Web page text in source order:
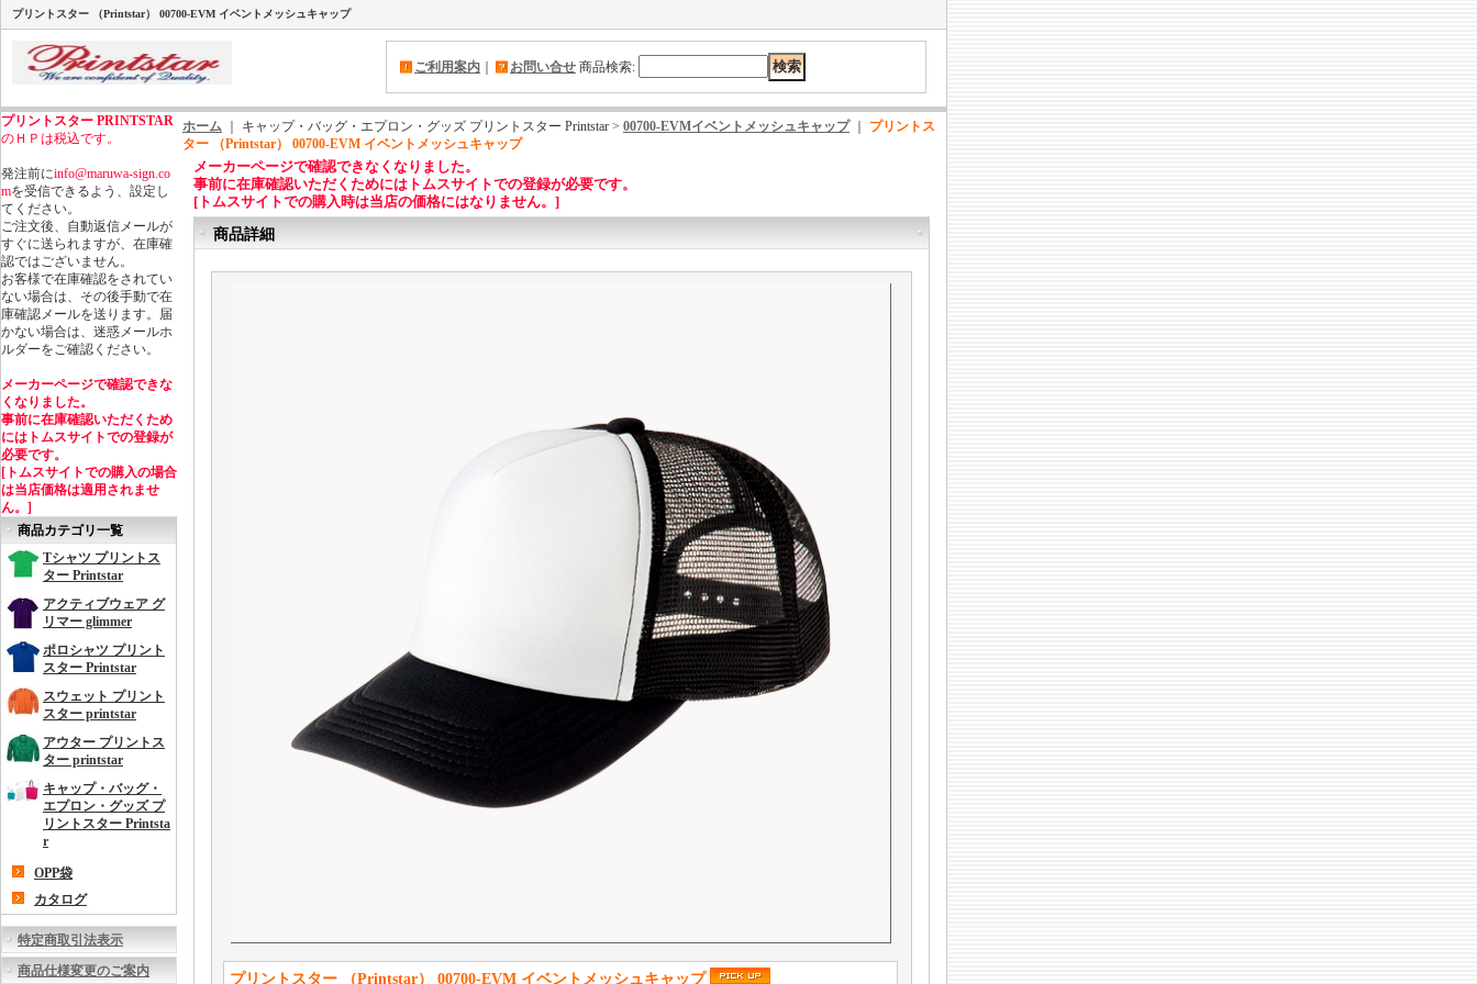
プリントスター （Printstar） 00700-EVM イベントメッシュキャップ
ご利用案内 お問い合せ 商品検索:
プリントスター PRINTSTAR
のＨＰは税込です。
発注前にinfo@maruwa-sign.co
mを受信できるよう、設定し
てください。
ご注文後、自動返信メールが
すぐに送られますが、在庫確
認ではございません。
お客様で在庫確認をされてい
ない場合は、その後手動で在
庫確認メールを送ります。届
かない場合は、迷惑メールホ
ルダーをご確認ください。
メーカーページで確認できな
くなりました。
事前に在庫確認いただくため
にはトムスサイトでの登録が
必要です。
[トムスサイトでの購入の場合
は当店価格は適用されませ
ん。]
商品カテゴリ一覧
Tシャツ プリントス
ター Printstar
アクティブウェア グ
リマー glimmer
ポロシャツ プリント
スター Printstar
スウェット プリント
スター printstar
アウター プリントス
ター printstar
キャップ・バッグ・
エプロン・グッズ プ
リントスター Printsta
r
OPP袋
カタログ
特定商取引法表示
商品仕様変更のご案内
ホーム ｜ キャップ・バッグ・エプロン・グッズ プリントスター Printstar > 00700-EVMイベントメッシュキャップ｜ プリントス
ター （Printstar） 00700-EVM イベントメッシュキャップ
メーカーページで確認できなくなりました。
事前に在庫確認いただくためにはトムスサイトでの登録が必要です。
[トムスサイトでの購入時は当店の価格にはなりません。]
商品詳細
プリントスター （Printstar） 00700-EVM イベントメッシュキャップ